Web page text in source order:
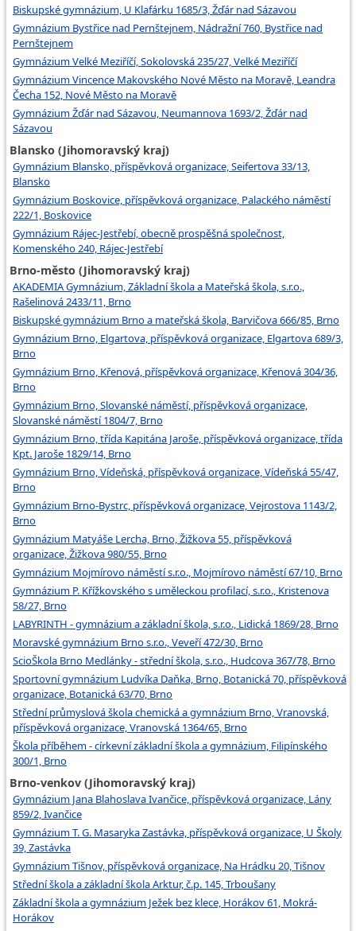
Biskupské gymnázium, U Klafárku 1685/3, Žďár nad Sázavou
Gymnázium Bystřice nad Pernštejnem, Nádražní 760, Bystřice nad
Pernštejnem
Gymnázium Velké Meziříčí, Sokolovská 235/27, Velké Meziříčí
Gymnázium Vincence Makovského Nové Město na Moravě, Leandra
Čecha 152, Nové Město na Moravě
Gymnázium Žďár nad Sázavou, Neumannova 1693/2, Žďár nad
Sázavou
Blansko (Jihomoravský kraj)
Gymnázium Blansko, příspěvková organizace, Seifertova 33/13,
Blansko
Gymnázium Boskovice, příspěvková organizace, Palackého náměstí
222/1, Boskovice
Gymnázium Rájec-Jestřebí, obecně prospěšná společnost,
Komenského 240, Rájec-Jestřebí
Brno-město (Jihomoravský kraj)
AKADEMIA Gymnázium, Základní škola a Mateřská škola, s.r.o.,
Rašelinová 2433/11, Brno
Biskupské gymnázium Brno a mateřská škola, Barvičova 666/85, Brno
Gymnázium Brno, Elgartova, příspěvková organizace, Elgartova 689/3,
Brno
Gymnázium Brno, Křenová, příspěvková organizace, Křenová 304/36,
Brno
Gymnázium Brno, Slovanské náměstí, příspěvková organizace,
Slovanské náměstí 1804/7, Brno
Gymnázium Brno, třída Kapitána Jaroše, příspěvková organizace, třída
Kpt. Jaroše 1829/14, Brno
Gymnázium Brno, Vídeňská, příspěvková organizace, Vídeňská 55/47,
Brno
Gymnázium Brno-Bystrc, příspěvková organizace, Vejrostova 1143/2,
Brno
Gymnázium Matyáše Lercha, Brno, Žižkova 55, příspěvková
organizace, Žižkova 980/55, Brno
Gymnázium Mojmírovo náměstí s.r.o., Mojmírovo náměstí 67/10, Brno
Gymnázium P. Křížkovského s uměleckou profilací, s.r.o., Kristenova
58/27, Brno
LABYRINTH - gymnázium a základní škola, s.r.o., Lidická 1869/28, Brno
Moravské gymnázium Brno s.r.o., Veveří 472/30, Brno
ScioŠkola Brno Medlánky - střední škola, s.r.o., Hudcova 367/78, Brno
Sportovní gymnázium Ludvíka Daňka, Brno, Botanická 70, příspěvková
organizace, Botanická 63/70, Brno
Střední průmyslová škola chemická a gymnázium Brno, Vranovská,
příspěvková organizace, Vranovská 1364/65, Brno
Škola příběhem - církevní základní škola a gymnázium, Filipínského
300/1, Brno
Brno-venkov (Jihomoravský kraj)
Gymnázium Jana Blahoslava Ivančice, příspěvková organizace, Lány
859/2, Ivančice
Gymnázium T. G. Masaryka Zastávka, příspěvková organizace, U Školy
39, Zastávka
Gymnázium Tišnov, příspěvková organizace, Na Hrádku 20, Tišnov
Střední škola a základní škola Arktur, č.p. 145, Trboušany
Základní škola a gymnázium Ježek bez klece, Horákov 61, Mokrá-
Horákov